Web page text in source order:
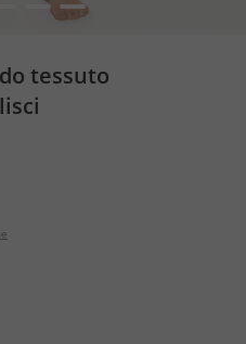
5
tessuto